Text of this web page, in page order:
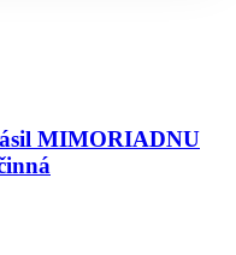
MIMORIADNU